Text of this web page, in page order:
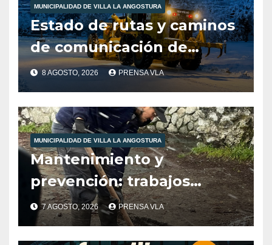
MUNICIPALIDAD DE VILLA LA ANGOSTURA
Estado de rutas y caminos
de comunicación de
nuestra localidad
8 AGOSTO, 2026 PRENSA VLA
MUNICIPALIDAD DE VILLA LA ANGOSTURA
Mantenimiento y
prevención: trabajos
municipales ante las
condiciones climáticas.
7 AGOSTO, 2026 PRENSA VLA